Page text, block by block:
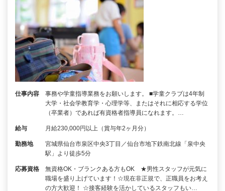
仕事内容
事務や学童指導業務をお願いします。 ■学童クラブは4年制
大学・社会学教育学・心理学等、またはそれに相応する学位
（卒業者）であれば有資格者指導員になれます。…
給与 月給230,000円以上（賞与年2ヶ月分）
勤務地
宮城県仙台市泉区中央3丁目／仙台市地下鉄南北線「泉中央
駅」より徒歩5分
応募資格
無資格OK・ブランクある方もOK ★男性スタッフが元気に
職場を盛り上げています！☆現在非正規で、正職員をお考え
の方大歓迎！ ☆接客経験を活かしているスタッフもい…